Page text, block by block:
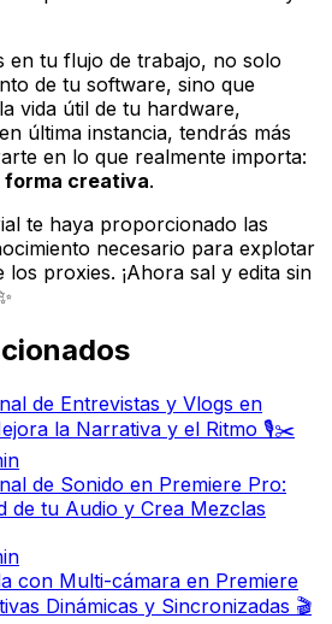
en tu flujo de trabajo, no solo
de tu software, sino que
vida útil de tu hardware,
última instancia, tendrás más
en lo que realmente importa:
creativa.
te haya proporcionado las
necesario para explotar
proxies. ¡Ahora sal y edita sin
de Entrevistas y Vlogs en
la Narrativa y el Ritmo 🎙️✂️
de Sonido en Premiere Pro:
de tu Audio y Crea Mezclas
con Multi-cámara en Premiere
Dinámicas y Sincronizadas 🎬